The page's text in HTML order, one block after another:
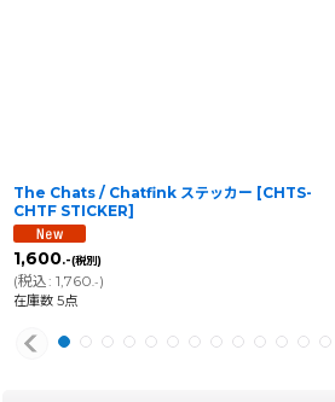
The Chats / Chatfink ステッカー [CHTS-
CHTF STICKER]
1,600.-(税別)
(税込: 1,760 .-)
在庫数 5点